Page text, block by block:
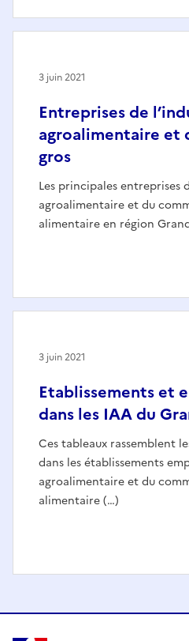
Entreprises de
agroalimentaire et
gros
Les principales entreprises
agroalimentaire et du
alimentaire en région
3 juin 2021
Etablissements et
dans les IAA du
Ces tableaux rassemblent
dans les établissements
agroalimentaire et du
alimentaire (…)
3 juin 2021